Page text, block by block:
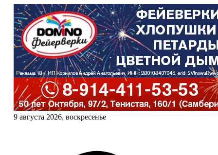
9 августа 2026, воскресенье